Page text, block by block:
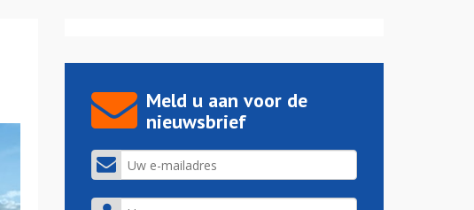
Meld u aan voor de
nieuwsbrief